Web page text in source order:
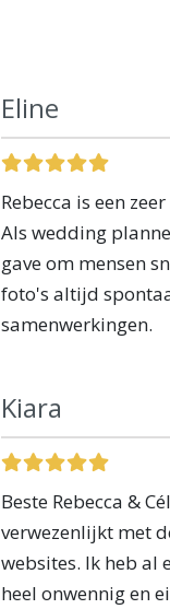
Eline
Rebecca is een
Als wedding
gave om mensen
foto's altijd
samenwerkingen.
Kiara
Beste Rebecca &
verwezenlijkt met
websites. Ik heb al
heel onwennig en